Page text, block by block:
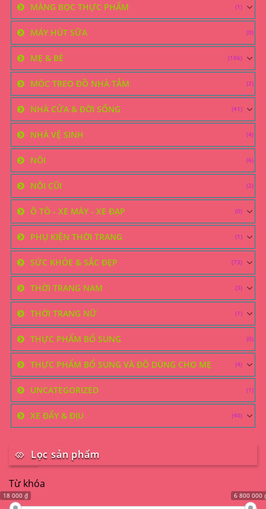
MÀNG BỌC THỰC PHẨM (1)
MÁY HÚT SỮA (0)
MẸ & BÉ (186)
MÓC TREO ĐỒ NHÀ TẮM (2)
NHÀ CỬA & ĐỜI SỐNG (41)
NHÀ VỆ SINH (4)
NÔI (6)
NÔI CŨI (2)
Ô TÔ - XE MÁY - XE ĐẠP (0)
PHỤ KIỆN THỜI TRANG (1)
SỨC KHỎE & SẮC ĐẸP (73)
THỜI TRANG NAM (3)
THỜI TRANG NỮ (1)
THỰC PHẨM BỔ SUNG (0)
THỰC PHẨM BỔ SUNG VÀ ĐỒ DÙNG CHO MẸ (4)
UNCATEGORIZED (1)
XE ĐẨY & ĐỊU (40)
Lọc sản phẩm
Từ khóa
18 000 ₫ 6 800 000